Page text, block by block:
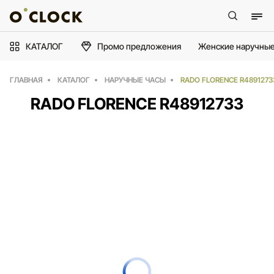
КАТАЛОГ Промо предложения Женские
ГЛАВНАЯ КАТАЛОГ НАРУЧНЫЕ ЧАСЫ RADO FLORENCE
RADO FLORENCE R48912733